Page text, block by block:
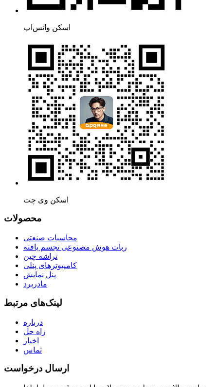
اسکن واتس‌اپ
اسکن وی چت
محصولات
محاسبات صنعتی
ربات هوش مصنوعی تجسم یافته
تراشه چین
کامپیوترهای پنلی
پنل نمایش
مادربرد
لینک‌های مرتبط
درباره
راه حل
اخبار
تماس
ارسال درخواست